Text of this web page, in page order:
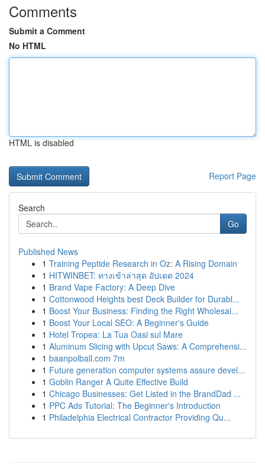
Comments
Submit a Comment
No HTML
HTML is disabled
Report Page
Search
Go
Published News
1 Training Peptide Research in Oz: A Rising Domain
1 HITWINBET: ทางเข้าล่าสุด อัปเดต 2024
1 Brand Vape Factory: A Deep Dive
1 Cottonwood Heights best Deck Builder for Durabl...
1 Boost Your Business: Finding the Right Wholesal...
1 Boost Your Local SEO: A Beginner's Guide
1 Hotel Tropea: La Tua Oasi sul Mare
1 Aluminum Slicing with Upcut Saws: A Comprehensi...
1 baanpolball.com 7m
1 Future generation computer systems assure devel...
1 Goblin Ranger A Quite Effective Build
1 Chicago Businesses: Get Listed in the BrandDad ...
1 PPC Ads Tutorial: The Beginner's Introduction
1 Philadelphia Electrical Contractor Providing Qu...